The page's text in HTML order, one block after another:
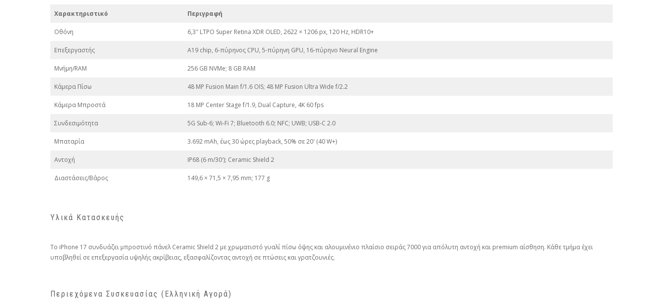
Χαρακτηριστικό Περιγραφή
Οθόνη 6,3″ LTPO Super Retina XDR OLED, 2622 × 1206 px, 120 Hz, HDR10+
Επεξεργαστής A19 chip, 6-πύρηνος CPU, 5-πύρηνη GPU, 16-πύρηνο Neural Engine
Μνήμη/RAM 256 GB NVMe; 8 GB RAM
Κάμερα Πίσω 48 MP Fusion Main f/1.6 OIS; 48 MP Fusion Ultra Wide f/2.2
Κάμερα Μπροστά 18 MP Center Stage f/1.9, Dual Capture, 4K 60 fps
Συνδεσιμότητα 5G Sub-6; Wi-Fi 7; Bluetooth 6.0; NFC; UWB; USB-C 2.0
Μπαταρία 3.692 mAh, έως 30 ώρες playback, 50% σε 20′ (40 W+)
Αντοχή IP68 (6 m/30′); Ceramic Shield 2
Διαστάσεις/Βάρος 149,6 × 71,5 × 7,95 mm; 177 g
Υλικά Κατασκευής
Το iPhone 17 συνδυάζει μπροστινό πάνελ Ceramic Shield 2 με χρωματιστό γυαλί πίσω όψης και αλουμινένιο πλαίσιο σειράς 7000 για απόλυτη αντοχή και premium αίσθηση. Κάθε τμήμα έχει
υποβληθεί σε επεξεργασία υψηλής ακρίβειας, εξασφαλίζοντας αντοχή σε πτώσεις και γρατζουνιές.
Περιεχόμενα Συσκευασίας (Ελληνική Αγορά)